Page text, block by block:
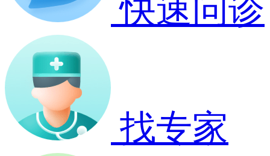
快速问诊
找专家